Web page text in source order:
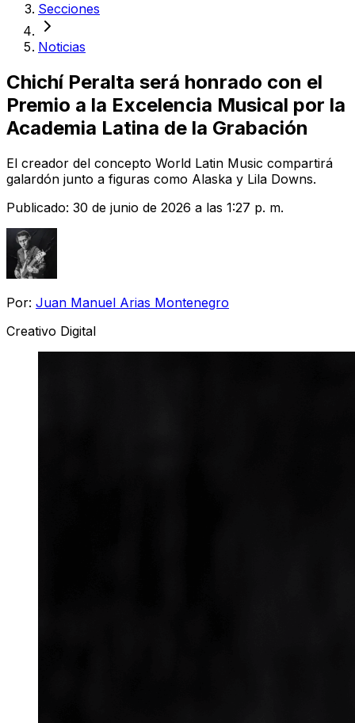
Secciones
Noticias
Chichí Peralta será honrado con el
Premio a la Excelencia Musical por la
Academia Latina de la Grabación
El creador del concepto World Latin Music compartirá
galardón junto a figuras como Alaska y Lila Downs.
Publicado: 30 de junio de 2026 a las 1:27 p. m.
Por: Juan Manuel Arias Montenegro
Creativo Digital